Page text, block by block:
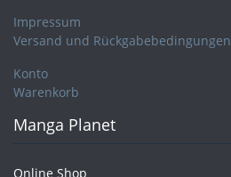
Impressum
Versand und Rückgabebedingungen
Konto
Warenkorb
Manga Planet
Online Shop